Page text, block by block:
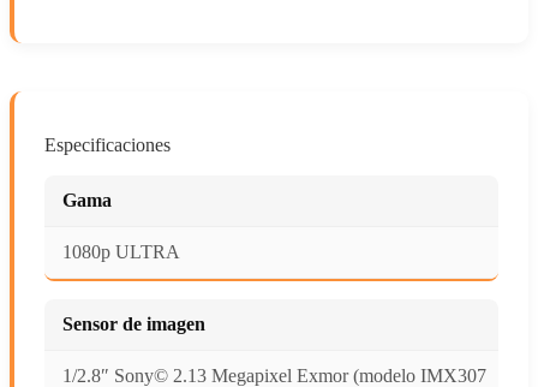
Especificaciones
Gama
1080p ULTRA
Sensor de imagen
1/2.8″ Sony© 2.13 Megapixel Exmor (modelo IMX307